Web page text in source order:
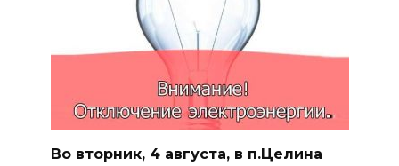
Во вторник, 4 августа, в п.Целина